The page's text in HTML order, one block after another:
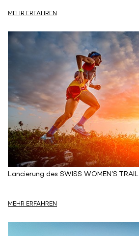
MEHR ERFAHREN
Lancierung des SWISS WOMEN’S TRAIL
MEHR ERFAHREN